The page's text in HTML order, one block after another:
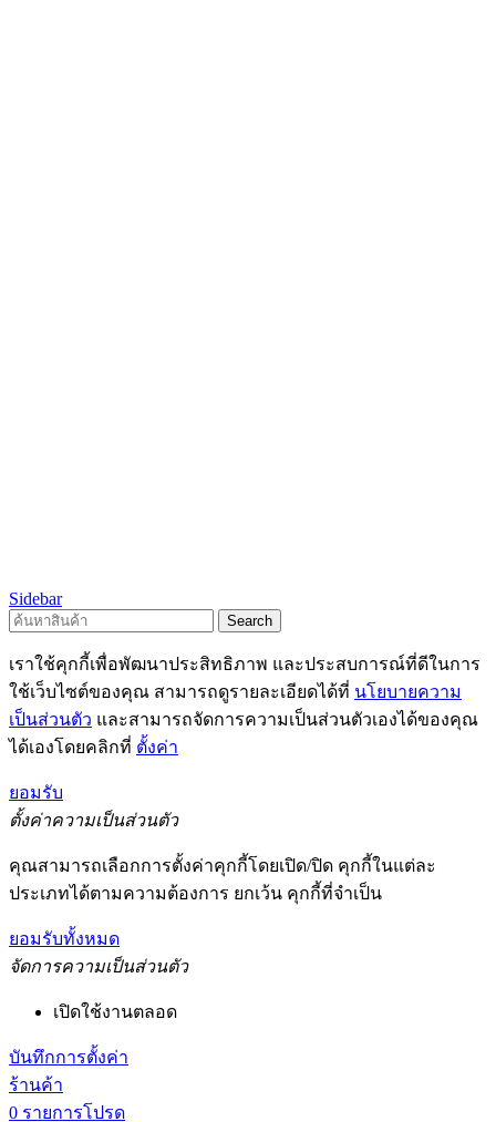
Sidebar
Search
เราใช้คุกกี้เพื่อพัฒนาประสิทธิภาพ และประสบการณ์ที่ดีในการ
ใช้เว็บไซต์ของคุณ สามารถดูรายละเอียดได้ที่ นโยบายความ
เป็นส่วนตัว และสามารถจัดการความเป็นส่วนตัวเองได้ของคุณ
ได้เองโดยคลิกที่ ตั้งค่า
ยอมรับ
ตั้งค่าความเป็นส่วนตัว
คุณสามารถเลือกการตั้งค่าคุกกี้โดยเปิด/ปิด คุกกี้ในแต่ละ
ประเภทได้ตามความต้องการ ยกเว้น คุกกี้ที่จำเป็น
ยอมรับทั้งหมด
จัดการความเป็นส่วนตัว
เปิดใช้งานตลอด
บันทึกการตั้งค่า
ร้านค้า
0 รายการโปรด